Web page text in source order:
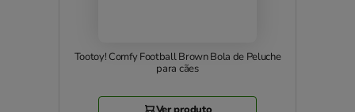
Tootoy! Comfy Football Brown Bola de Peluche
para cães